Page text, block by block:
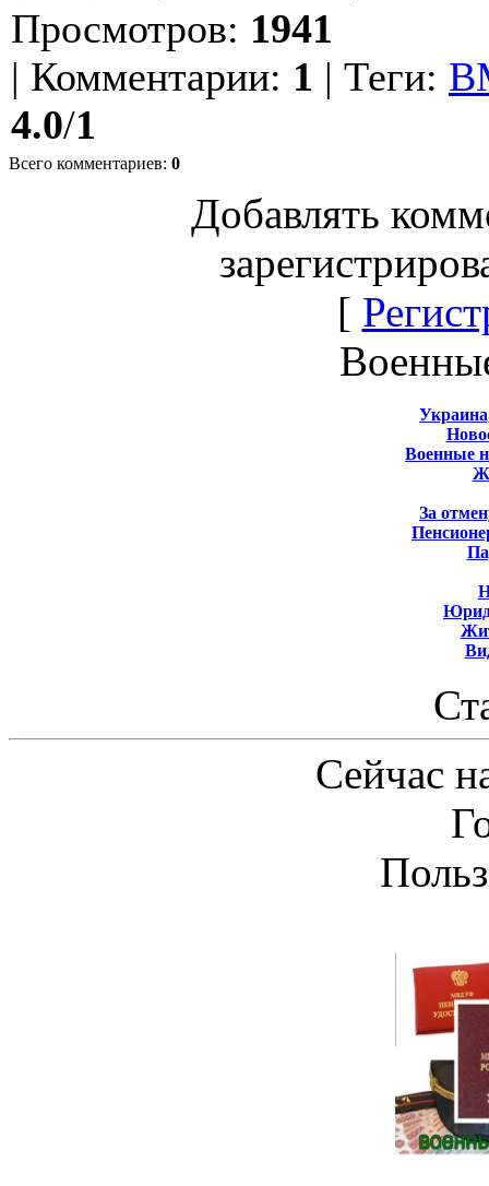
Просмотров: 1941
| Комментарии: 1 | Теги:
4.0/1
Всего комментариев: 0
Добавлять
[
Военные
За
Сейчас